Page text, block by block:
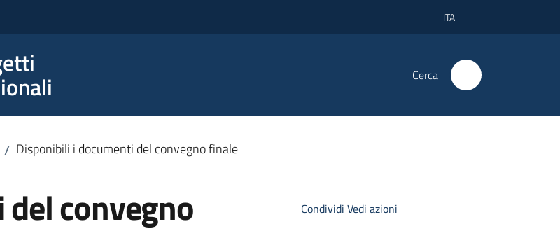
ITA
Cerca
/ Disponibili i documenti del convegno finale
convegno
Condividi Vedi azioni